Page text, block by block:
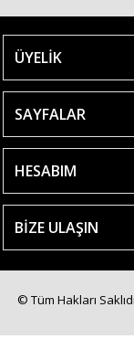
ÜYELİK
SAYFALAR
HESABIM
BİZE ULAŞIN
© Tüm Hakları